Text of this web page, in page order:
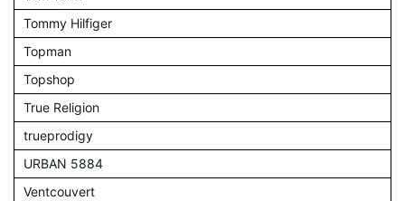
Tommy Hilfiger
Topman
Topshop
True Religion
trueprodigy
URBAN 5884
Ventcouvert